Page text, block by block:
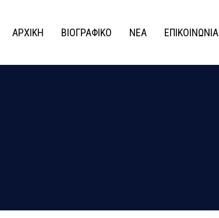
ΑΡΧΙΚΗ ΒΙΟΓΡΑΦΙΚΟ ΝΕΑ ΕΠΙΚΟΙΝΩΝΙΑ